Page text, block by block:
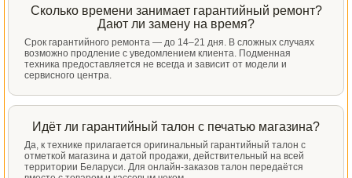
Сколько времени занимает гарантийный ремонт?
Дают ли замену на время?
Срок гарантийного ремонта — до 14–21 дня. В сложных случаях
возможно продление с уведомлением клиента. Подменная
техника предоставляется не всегда и зависит от модели и
сервисного центра.
Идёт ли гарантийный талон с печатью магазина?
Да, к технике прилагается оригинальный гарантийный талон с
отметкой магазина и датой продажи, действительный на всей
территории Беларуси. Для онлайн-заказов талон передаётся